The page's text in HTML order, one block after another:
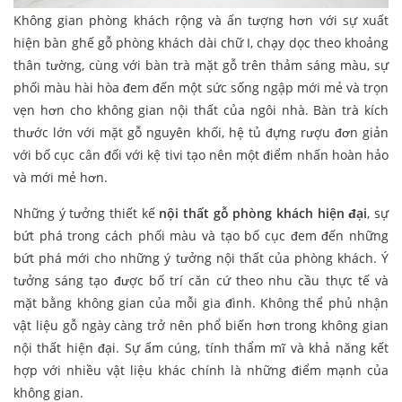
Không gian phòng khách rộng và ấn tượng hơn với sự xuất
hiện bàn ghế gỗ phòng khách dài chữ I, chạy dọc theo khoảng
thân tường, cùng với bàn trà mặt gỗ trên thảm sáng màu, sự
phối màu hài hòa đem đến một sức sống ngập mới mẻ và trọn
vẹn hơn cho không gian nội thất của ngôi nhà. Bàn trà kích
thước lớn với mặt gỗ nguyên khối, hệ tủ đựng rượu đơn giản
với bố cục cân đối với kệ tivi tạo nên một điểm nhấn hoàn hảo
và mới mẻ hơn.
Những ý tưởng thiết kế nội thất gỗ phòng khách hiện đại, sự
bứt phá trong cách phối màu và tạo bố cục đem đến những
bứt phá mới cho những ý tưởng nội thất của phòng khách. Ý
tưởng sáng tạo được bố trí căn cứ theo nhu cầu thực tế và
mặt bằng không gian của mỗi gia đình. Không thể phủ nhận
vật liệu gỗ ngày càng trở nên phổ biến hơn trong không gian
nội thất hiện đại. Sự ấm cúng, tính thẩm mĩ và khả năng kết
hợp với nhiều vật liệu khác chính là những điểm mạnh của
không gian.